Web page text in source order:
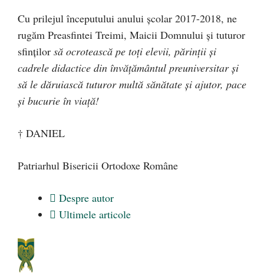
Cu prilejul începutului anului școlar 2017-2018, ne
rugăm Preasfintei Treimi, Maicii Domnului şi tuturor
sfinţilor să ocrotească pe toţi elevii, părinţii şi
cadrele didactice din învăţământul preuniversitar şi
să le dăruiască tuturor multă sănătate şi ajutor, pace
şi bucurie în viaţă!
† DANIEL
Patriarhul Bisericii Ortodoxe Române
Despre autor
Ultimele articole